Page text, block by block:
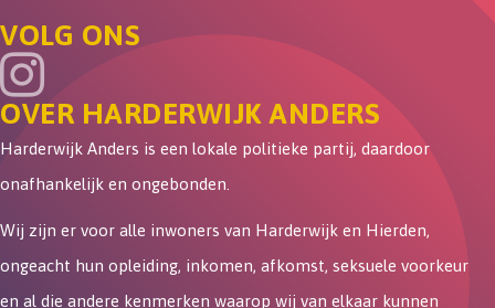
VOLG ONS
OVER HARDERWIJK ANDERS
Harderwijk Anders is een lokale politieke partij, daardoor
onafhankelijk en ongebonden.
Wij zijn er voor alle inwoners van Harderwijk en Hierden,
ongeacht hun opleiding, inkomen, afkomst, seksuele voorkeur
en al die andere kenmerken waarop wij van elkaar kunnen